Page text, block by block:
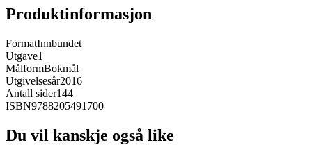
Produktinformasjon
FormatInnbundet
Utgave1
MålformBokmål
Utgivelsesår2016
Antall sider144
ISBN9788205491700
Du vil kanskje også like